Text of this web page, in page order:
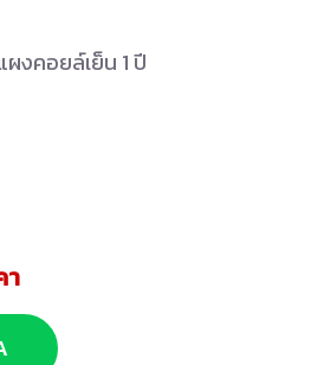
ผงคอยล์เย็น 1 ปี
า